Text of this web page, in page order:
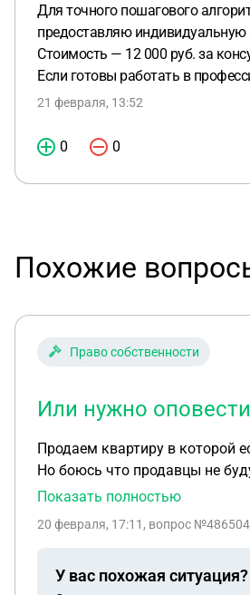
Для точного пошагового
предоставляю
Стоимость — 12 000 руб. за
Если готовы работать в
21 февраля, 13:52
0 0
Похожие
Право собственности
Или нужно
Продаем квартиру в которой
Но боюсь что продавцы не
этой квартиры. Или нужно
Показать полностью
20 февраля, 17:11 , вопрос
У вас похожая ситуация?